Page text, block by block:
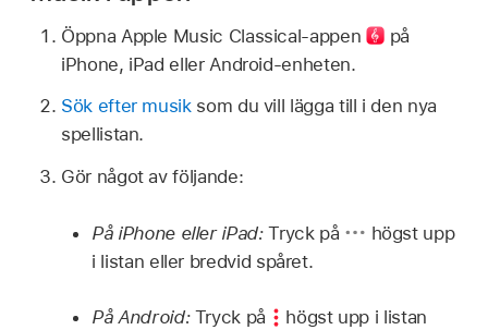
Öppna Apple Music Classical-appen
på
iPhone, iPad eller Android-enheten.
Sök efter musiksom du vill lägga till i den nya
spellistan.
Gör något av följande:
På iPhone eller iPad:Tryck på
högst upp
i listan eller bredvid spåret.
På Android:Tryck på
högst upp i listan